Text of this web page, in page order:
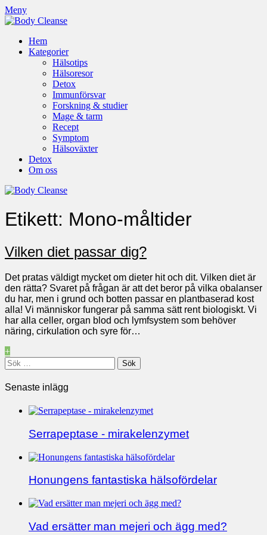
Meny
Hem
Kategorier
Hälsotips
Hälsoresor
Detox
Immunförsvar
Forskning & studier
Mage & tarm
Recept
Symptom
Hälsoväxter
Detox
Om oss
Etikett: Mono-måltider
Vilken diet passar dig?
Det pratas väldigt mycket om dieter hit och dit. Vilken diet är
den rätta? Svaret på frågan är att det beror på vilka obalanser
du har, men i grund och botten passar en plantbaserad kost
alla! Vi människor fungerar på samma sätt rent biologiskt. Vi
har alla celler, organ blod och lymfsystem som behöver
näring, cirkulation och syre för…
+
Sök
efter:
Senaste inlägg
Serrapeptase - mirakelenzymet
Honungens fantastiska hälsofördelar
Vad ersätter man mejeri och ägg med?